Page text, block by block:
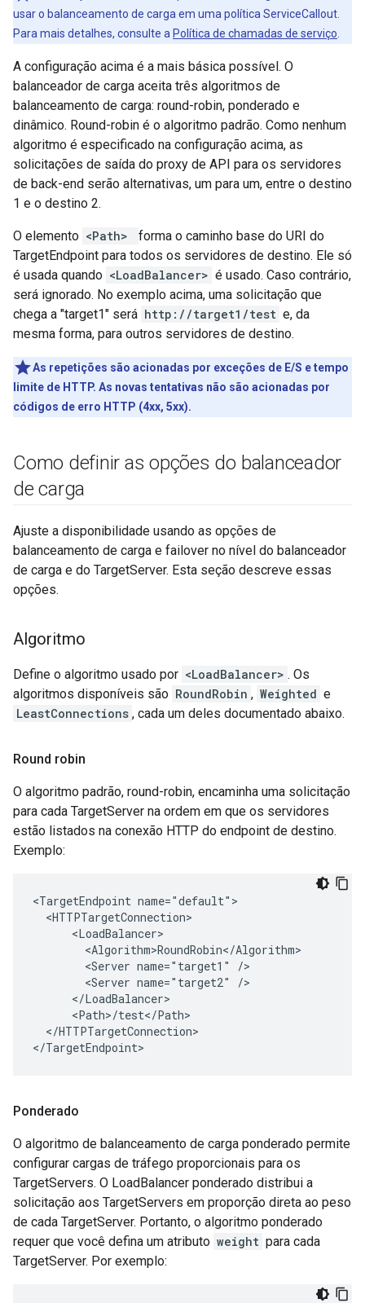
usar o balanceamento de carga em uma política ServiceCallout.
Para mais detalhes, consulte a Política de chamadas de serviço.
A configuração acima é a mais básica possível. O
balanceador de carga aceita três algoritmos de
balanceamento de carga: round-robin, ponderado e
dinâmico. Round-robin é o algoritmo padrão. Como nenhum
algoritmo é especificado na configuração acima, as
solicitações de saída do proxy de API para os servidores
de back-end serão alternativas, um para um, entre o destino
1 e o destino 2.
O elemento <Path>
forma o caminho base do URI do
TargetEndpoint para todos os servidores de destino. Ele só
é usada quando <LoadBalancer> é usado. Caso contrário,
será ignorado. No exemplo acima, uma solicitação que
chega a "target1" será http://target1/test e, da
mesma forma, para outros servidores de destino.
As repetições são acionadas por exceções de E/S e tempo
limite de HTTP. As novas tentativas não são acionadas por
códigos de erro HTTP (4xx, 5xx).
Como definir as opções do balanceador
de carga
Ajuste a disponibilidade usando as opções de
balanceamento de carga e failover no nível do balanceador
de carga e do TargetServer. Esta seção descreve essas
opções.
Algoritmo
Define o algoritmo usado por <LoadBalancer> . Os
algoritmos disponíveis são RoundRobin , Weighted e
LeastConnections , cada um deles documentado abaixo.
Round robin
O algoritmo padrão, round-robin, encaminha uma solicitação
para cada TargetServer na ordem em que os servidores
estão listados na conexão HTTP do endpoint de destino.
Exemplo:
<TargetEndpoint name="default">
  <HTTPTargetConnection>
      <LoadBalancer>
        <Algorithm>RoundRobin</Algorithm>
        <Server name="target1" />
        <Server name="target2" />
      </LoadBalancer>
      <Path>/test</Path>
  </HTTPTargetConnection>
</TargetEndpoint>
Ponderado
O algoritmo de balanceamento de carga ponderado permite
configurar cargas de tráfego proporcionais para os
TargetServers. O LoadBalancer ponderado distribui a
solicitação aos TargetServers em proporção direta ao peso
de cada TargetServer. Portanto, o algoritmo ponderado
requer que você defina um atributo weight para cada
TargetServer. Por exemplo: